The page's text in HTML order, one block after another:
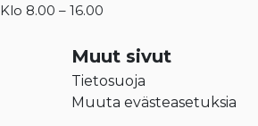
Klo 8.00 – 16.00
Muut sivut
Tietosuoja
Muuta evästeasetuksia